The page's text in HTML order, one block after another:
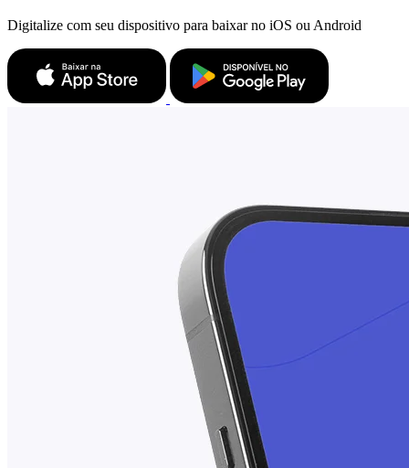
Digitalize com seu dispositivo para baixar no iOS ou Android